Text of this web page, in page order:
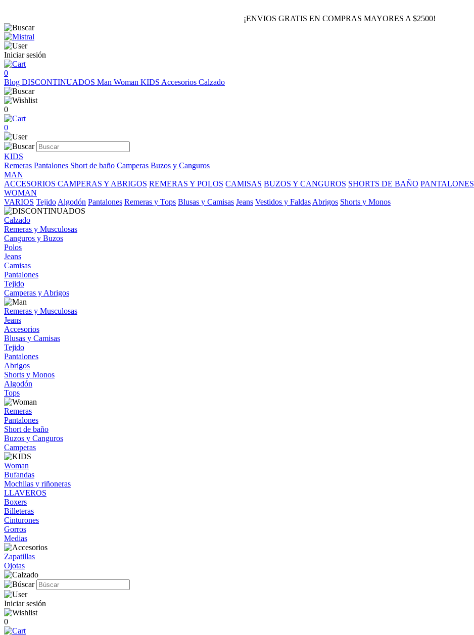
¡ENVIOS GRATIS EN COMPRAS MAYORES A $2500!
Iniciar sesión
0
Blog DISCONTINUADOS Man Woman KIDS Accesorios Calzado
0
0
KIDS
Remeras Pantalones Short de baño Camperas Buzos y Canguros
MAN
ACCESORIOS CAMPERAS Y ABRIGOS REMERAS Y POLOS CAMISAS BUZOS Y CANGUROS SHORTS DE BAÑO PANTALONES
WOMAN
VARIOS Tejido Algodón Pantalones Remeras y Tops Blusas y Camisas Jeans Vestidos y Faldas Abrigos Shorts y Monos
Calzado
Remeras y Musculosas
Canguros y Buzos
Polos
Jeans
Camisas
Pantalones
Tejido
Camperas y Abrigos
Remeras y Musculosas
Jeans
Accesorios
Blusas y Camisas
Tejido
Pantalones
Abrigos
Shorts y Monos
Algodón
Tops
Remeras
Pantalones
Short de baño
Buzos y Canguros
Camperas
Woman
Bufandas
Mochilas y riñoneras
LLAVEROS
Boxers
Billeteras
Cinturones
Gorros
Medias
Zapatillas
Ojotas
Iniciar sesión
0